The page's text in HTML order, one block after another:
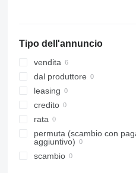
Tipo dell'annuncio
vendita
dal produttore
leasing
credito
rata
permuta (scambio con
aggiuntivo)
scambio